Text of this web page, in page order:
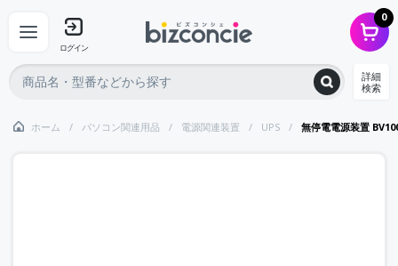
ログイン
0
詳細
検索
ホーム パソコン関連用品 電源関連装置 UPS 無停電電源装置